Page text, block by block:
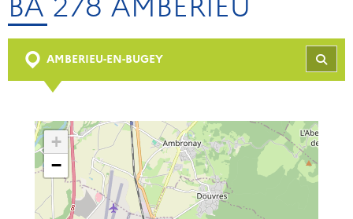
AMBERIEU-EN-BUGEY
+
−